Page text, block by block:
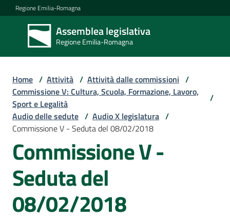
Vai al contenuto
Vai alla navigazione
Vai al footer
Regione Emilia-Romagna
Assemblea legislativa
Regione Emilia-Romagna
Assemblea
legislativa
Regione Emilia-
Assemblea
Attività
Home / Attività / Attività dalle commissioni /
Commissione V: Cultura, Scuola, Formazione, Lavoro,
Sport e Legalità
/
Audio delle sedute / Audio X legislatura /
Commissione V - Seduta del 08/02/2018
Commissione V -
Seduta del
08/02/2018